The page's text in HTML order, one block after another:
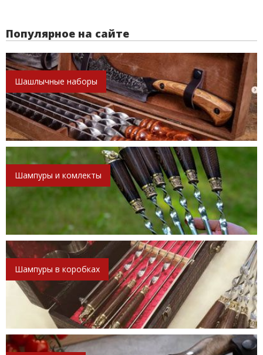
Популярное на сайте
Шашлычные наборы
Шампуры и комлекты
Шампуры в коробках